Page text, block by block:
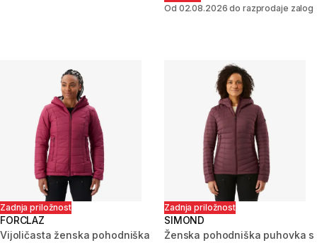
Od 02.08.2026 do razprodaje zalog
Zadnja priložnost
FORCLAZ
Vijoličasta ženska pohodniška
Zadnja priložnost
SIMOND
Ženska pohodniška puhovka s